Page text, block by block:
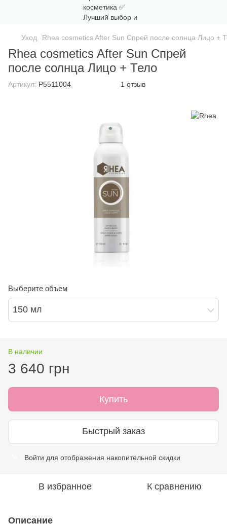
Уход Rhea cosmetics After Sun Спрей после солнца Лицо +
Rhea cosmetics After Sun Спрей
после солнца Лицо + Тело
Артикул: P5511004 1 отзыв
Выберите объем
150 мл
В наличии
3 640 грн
Купить
Быстрый заказ
Войти для отображения накопительной скидки
В избранное К сравнению
Описание